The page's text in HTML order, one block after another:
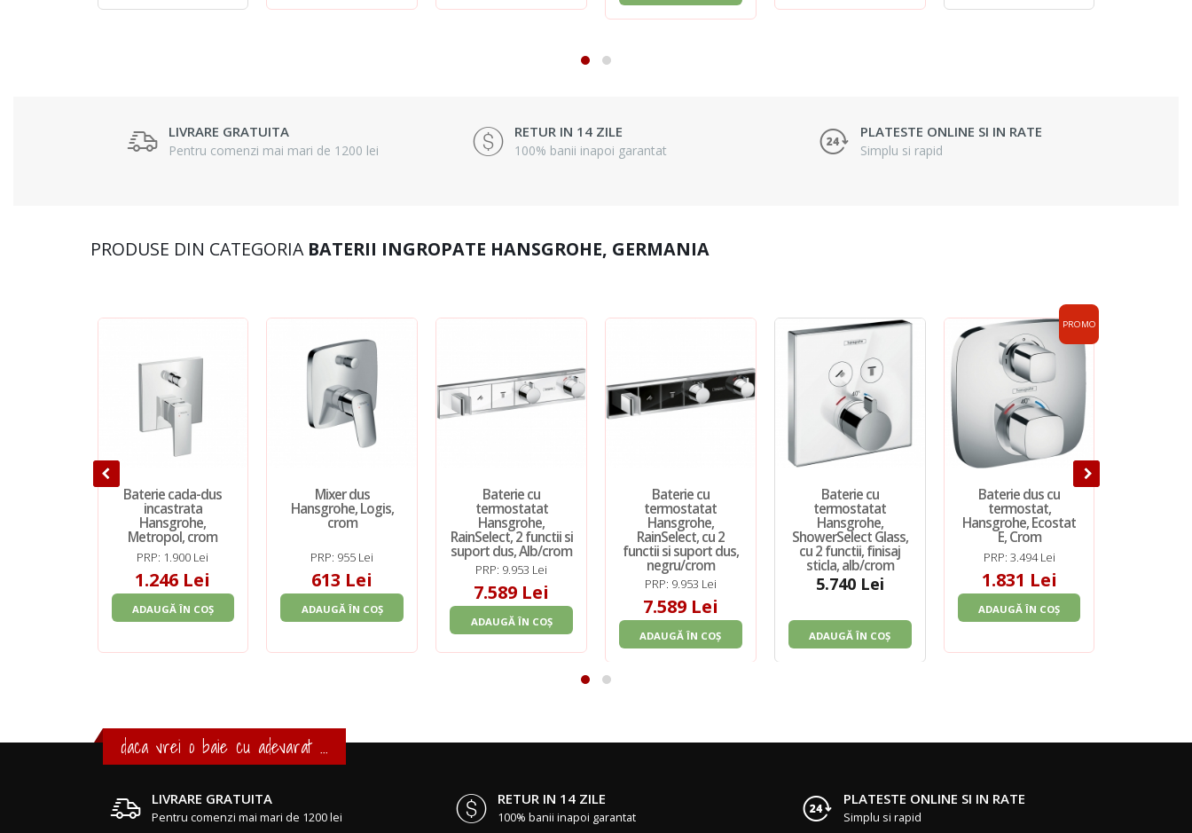
LIVRARE GRATUITA
Pentru comenzi mai mari de 1200 lei
RETUR IN 14 ZILE
100% banii inapoi garantat
PLATESTE ONLINE SI IN RATE
Simplu si rapid
PRODUSE DIN CATEGORIA BATERII INGROPATE HANSGROHE, GERMANIA
Baterie cada-dus
incastrata
Hansgrohe,
Metropol, crom
PRP: 1.900 Lei
1.246 Lei
ADAUGĂ ÎN COȘ
Mixer dus
Hansgrohe, Logis,
crom
PRP: 955 Lei
613 Lei
ADAUGĂ ÎN COȘ
Baterie cu
termostatat
Hansgrohe,
RainSelect, 2 functii si
suport dus, Alb/crom
PRP: 9.953 Lei
7.589 Lei
ADAUGĂ ÎN COȘ
Baterie cu
termostatat
Hansgrohe,
RainSelect, cu 2
functii si suport dus,
negru/crom
PRP: 9.953 Lei
7.589 Lei
ADAUGĂ ÎN COȘ
Baterie cu
termostatat
Hansgrohe,
ShowerSelect Glass,
cu 2 functii, finisaj
sticla, alb/crom
5.740 Lei
ADAUGĂ ÎN COȘ
PROMO
Baterie dus cu
termostat,
Hansgrohe, Ecostat
E, Crom
PRP: 3.494 Lei
1.831 Lei
ADAUGĂ ÎN COȘ
daca vrei o baie cu adevarat ...
LIVRARE GRATUITA
Pentru comenzi mai mari de 1200 lei
RETUR IN 14 ZILE
100% banii inapoi garantat
PLATESTE ONLINE SI IN RATE
Simplu si rapid